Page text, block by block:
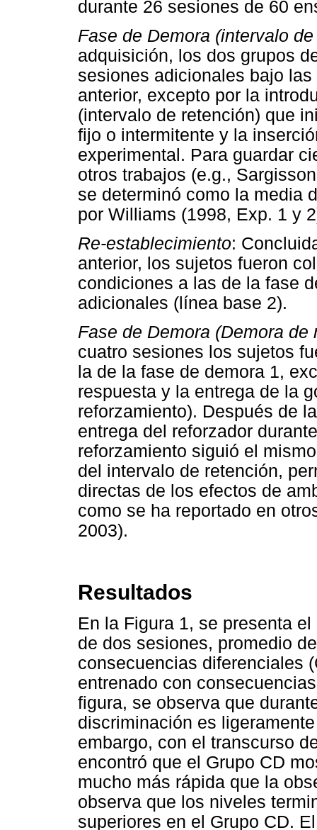
durante 26 sesiones de 60
Fase de Demora (intervalo
adquisición, los dos grupos
sesiones adicionales bajo
anterior, excepto por la
(intervalo de retención) que
fijo o intermitente y la
experimental. Para guardar
otros trabajos (e.g.,
se determinó como la media
por Williams (1998, Exp. 1 y
Re-establecimiento:
anterior, los sujetos fueron
condiciones a las de la fase
adicionales (línea base 2).
Fase de Demora (Demora de
cuatro sesiones los sujetos
la de la fase de demora 1,
respuesta y la entrega de la
reforzamiento). Después de
entrega del reforzador
reforzamiento siguió el
del intervalo de retención,
directas de los efectos de
como se ha reportado en
2003).
Resultados
En la Figura 1, se presenta
de dos sesiones, promedio
consecuencias diferenciales
entrenado con
figura, se observa que
discriminación es
embargo, con el transcurso
encontró que el Grupo CD
mucho más rápida que la
observa que los niveles
superiores en el Grupo CD.